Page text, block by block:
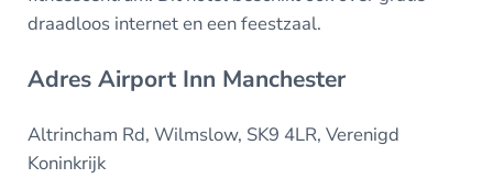
draadloos internet en een feestzaal.
Adres Airport Inn Manchester
Altrincham Rd, Wilmslow, SK9 4LR, Verenigd
Koninkrijk